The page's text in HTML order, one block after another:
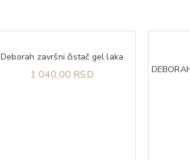
Deborah završni čistač gel laka
1.040,00 RSD